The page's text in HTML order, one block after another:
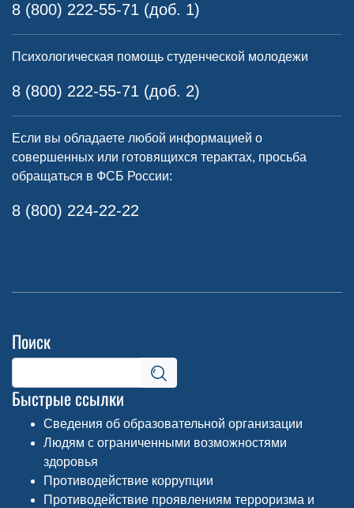
8 (800) 222-55-71 (доб. 1)
Психологическая помощь студенческой молодежи
8 (800) 222-55-71 (доб. 2)
Если вы обладаете любой информацией о
совершенных или готовящихся терактах, просьба
обращаться в ФСБ России:
8 (800) 224-22-22
Поиск
Быстрые ссылки
Сведения об образовательной организации
Людям с ограниченными возможностями
здоровья
Противодействие коррупции
Противодействие проявлениям терроризма и